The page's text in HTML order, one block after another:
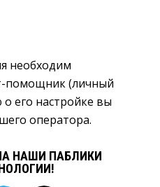
необходим
помощник (личный
его настройке вы
оператора.
НАШИ ПАБЛИКИ